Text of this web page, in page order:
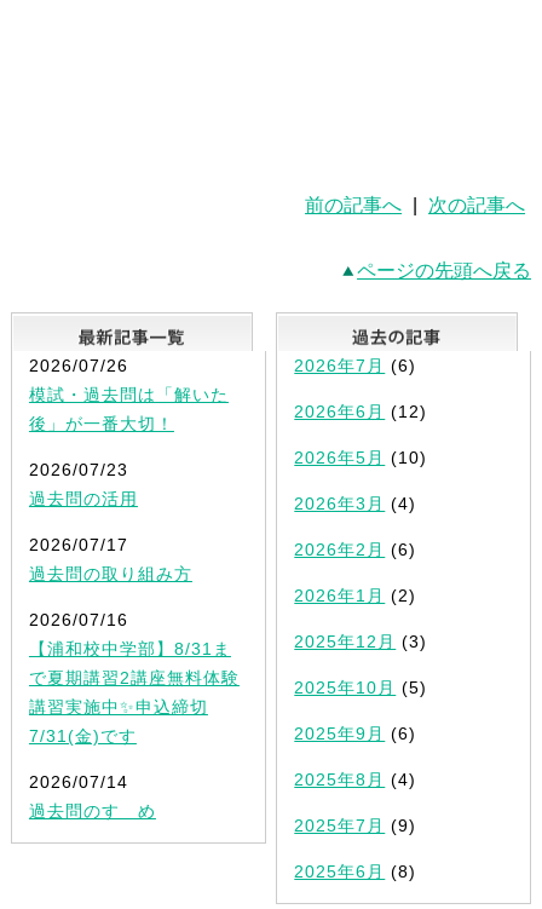
前の記事へ 次の記事へ
ページの先頭へ戻る
最新記事一覧
2026/07/26
模試・過去問は「解いた
後」が一番大切！
2026/07/23
過去問の活用
2026/07/17
過去問の取り組み方
2026/07/16
【浦和校中学部】8/31ま
で夏期講習2講座無料体験
講習実施中✨申込締切
7/31(金)です
2026/07/14
過去問のすゝめ
2026年7月 (6)
2026年6月 (12)
2026年5月 (10)
2026年3月 (4)
2026年2月 (6)
2026年1月 (2)
2025年12月 (3)
2025年10月 (5)
2025年9月 (6)
2025年8月 (4)
2025年7月 (9)
2025年6月 (8)